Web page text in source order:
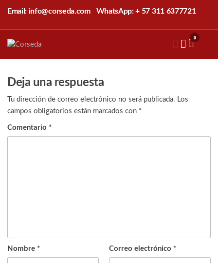
contenido
Email: info@corseda.com WhatsApp: + 57 311 6377721
sericultura
0
Deja una respuesta
Tu dirección de correo electrónico no será publicada. Los
campos obligatorios están marcados con *
Comentario *
Nombre * Correo electrónico *